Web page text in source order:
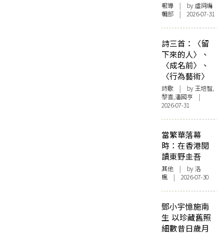
報導 | by 虛詞編
輯部 | 2026-07-31
詩三首：〈留
下來的人〉、
〈成名前〉、
〈行為藝術〉
詩歌 | by 王培智,
黎喜,潘國亨 |
2026-07-31
當繁華落幕
時：在香港閱
讀東野圭吾
其他 | by洛
楓 | 2026-07-30
鄧小宇憶施南
生 以珍藏舊照
細數昔日歲月